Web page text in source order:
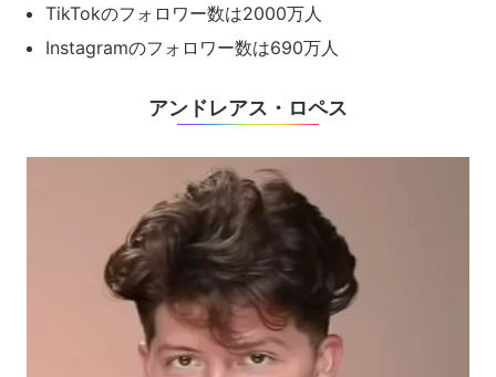
TikTokのフォロワー数は2000万人
Instagramのフォロワー数は690万人
アンドレアス・ロペス